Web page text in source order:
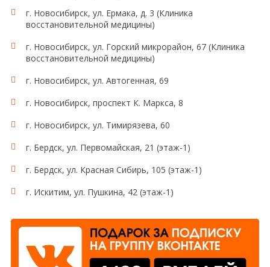
г. Новосибирск, ул. Ермака, д. 3 (Клиника
восстановительной медицины)
г. Новосибирск, ул. Горский микрорайон, 67 (Клиника
восстановительной медицины)
г. Новосибирск, ул. Автогенная, 69
г. Новосибирск, проспект К. Маркса, 8
г. Новосибирск, ул. Тимирязева, 60
г. Бердск, ул. Первомайская, 21 (этаж-1)
г. Бердск, ул. Красная Сибирь, 105 (этаж-1)
г. Искитим, ул. Пушкина, 42 (этаж-1)